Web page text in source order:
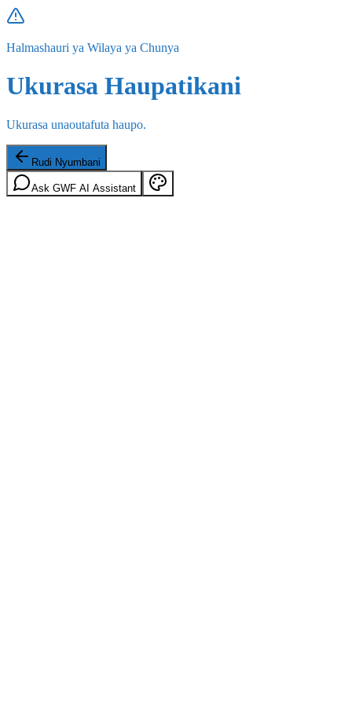
Halmashauri ya Wilaya ya Chunya
Ukurasa Haupatikani
Ukurasa unaoutafuta haupo.
Rudi Nyumbani
Ask GWF AI Assistant